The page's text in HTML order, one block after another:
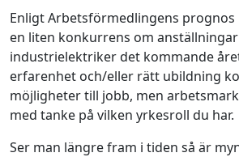
Enligt Arbetsförmedlingens
en liten konkurrens om
industrielektriker det kommande
erfarenhet och/eller rätt ubildning
möjligheter till jobb, men
med tanke på vilken yrkesroll du har.
Ser man längre fram i tiden så är